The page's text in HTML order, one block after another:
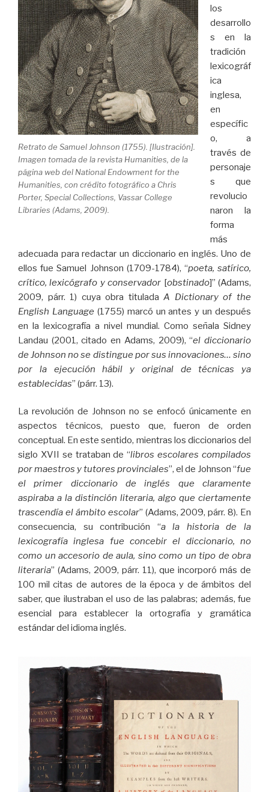
Retrato de Samuel Johnson (1755). [Ilustración].
Imagen tomada de la revista Humanities, de la
página web del National Endowment for the
Humanities, con crédito fotográfico a Chris
Porter, Special Collections, Vassar College
Libraries (Adams, 2009).
los
desarrollo
s en la
tradición
lexicográf
ica
inglesa,
en
específic
o, a
través de
personaje
s que
revolucio
naron la
forma
más
adecuada para redactar un diccionario en inglés. Uno de
ellos fue Samuel Johnson (1709-1784), “poeta, satírico,
crítico, lexicógrafo y conservador [obstinado]” (Adams,
2009, párr. 1) cuya obra tituladaA Dictionary of the
English Language (1755) marcó un antes y un después
en la lexicografía a nivel mundial. Como señala Sidney
Landau (2001, citado en Adams, 2009), “el diccionario
de Johnson no se distingue por sus innovaciones… sino
por la ejecución hábil y original de técnicas ya
establecidas” (párr. 13).
La revolución de Johnson no se enfocó únicamente en
aspectos técnicos, puesto que, fueron de orden
conceptual. En este sentido, mientras los diccionarios del
siglo XVII se trataban de “libros escolares compilados
por maestros y tutores provinciales”, el de Johnson “fue
el primer diccionario de inglés que claramente
aspiraba a la distinción literaria, algo que ciertamente
trascendía el ámbito escolar” (Adams, 2009, párr. 8). En
consecuencia, su contribución “a la historia de la
lexicografía inglesa fue concebir el diccionario, no
como un accesorio de aula, sino como un tipo de obra
literaria” (Adams, 2009, párr. 11), que incorporó más de
100 mil citas de autores de la época y de ámbitos del
saber, que ilustraban el uso de las palabras; además, fue
esencial para establecer la ortografía y gramática
estándar del idioma inglés.